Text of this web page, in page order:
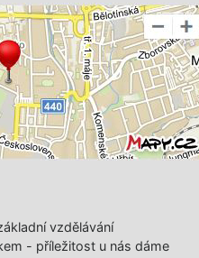
vzdělávání
- příležitost u nás dáme